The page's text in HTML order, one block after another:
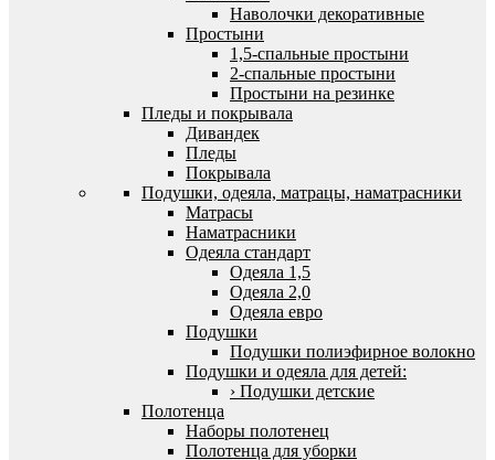
Наволочки декоративные
Простыни
1,5-спальные простыни
2-спальные простыни
Простыни на резинке
Пледы и покрывала
Дивандек
Пледы
Покрывала
Подушки, одеяла, матрацы, наматрасники
Матрасы
Наматрасники
Одеяла стандарт
Одеяла 1,5
Одеяла 2,0
Одеяла евро
Подушки
Подушки полиэфирное волокно
Подушки и одеяла для детей:
› Подушки детские
Полотенца
Наборы полотенец
Полотенца для уборки